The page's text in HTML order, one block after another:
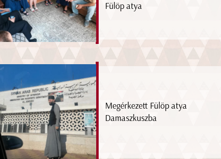
Fülöp atya
Megérkezett Fülöp atya
Damaszkuszba